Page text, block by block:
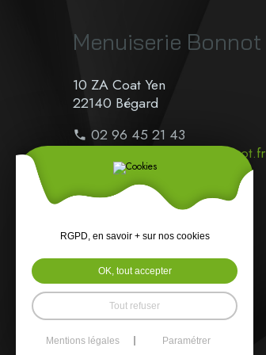
Menuiserie Bonnot
10 ZA Coat Yen
22140 Bégard
02 96 45 21 43
contact@menuiseriebonnot.fr
sav@menuiseriebonnot.fr
9h00 - 12h00, 14h00 - 18h00
Le vendredi :
9h00 - 12h00, 14h00 - 17h00
RGPD, en savoir + sur nos cookies
OK, tout accepter
Tout refuser
Mentions légales Paramétrer